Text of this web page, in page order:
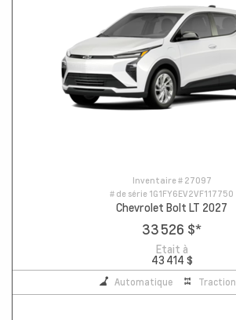
Inventaire # 27097
# de série 1G1FY6EV2VF117750
Chevrolet Bolt LT 2027
33 526 $*
Etait à
43 414 $
Automatique Traction